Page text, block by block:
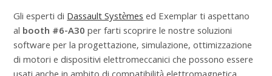
Gli esperti diDassault Systèmesed Exemplar ti aspettano
al booth #6-A30per farti scoprire le nostre soluzioni
software per la progettazione, simulazione, ottimizzazione
di motori e dispositivi elettromeccanici che possono essere